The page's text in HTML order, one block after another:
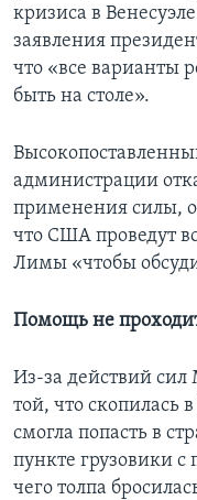
кризиса в
заявления
что «все варианты
быть на столе».
администрации
применения силы,
что США проведут
Лимы «чтобы
Помощь не
Из-за действий
той, что скопилась
смогла попасть в
пункте грузовики
чего толпа